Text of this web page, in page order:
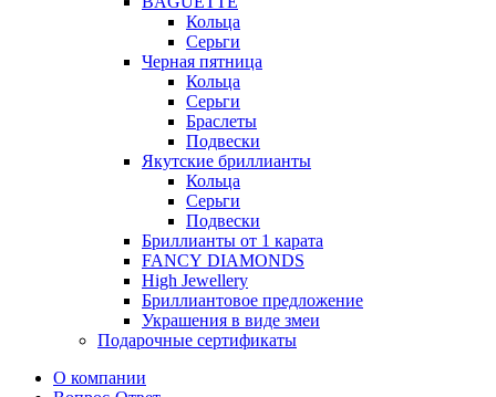
Кольца
Серьги
Черная пятница
Кольца
Серьги
Браслеты
Подвески
Якутские бриллианты
Кольца
Серьги
Подвески
Бриллианты от 1 карата
FANCY DIAMONDS
High Jewellery
Бриллиантовое предложение
Украшения в виде змеи
Подарочные сертификаты
О компании